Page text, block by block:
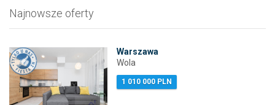
Najnowsze oferty
Warszawa
Wola
1 010 000 PLN